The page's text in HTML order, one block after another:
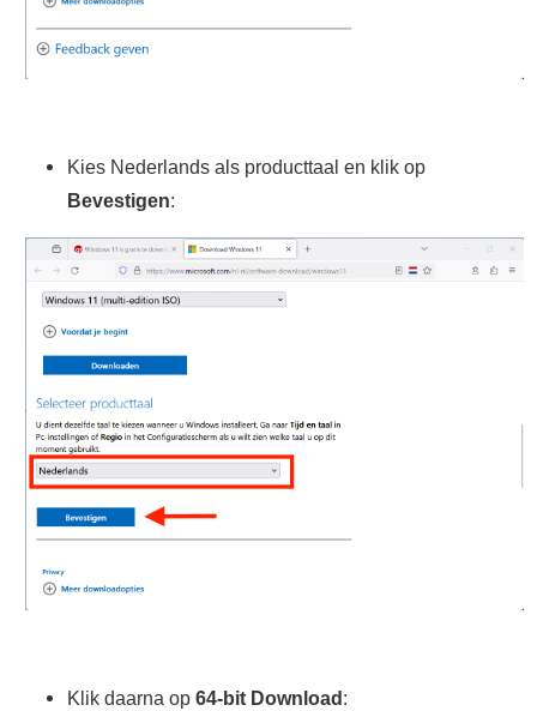
Kies Nederlands als producttaal en klik op
Bevestigen:
Klik daarna op 64-bit Download: